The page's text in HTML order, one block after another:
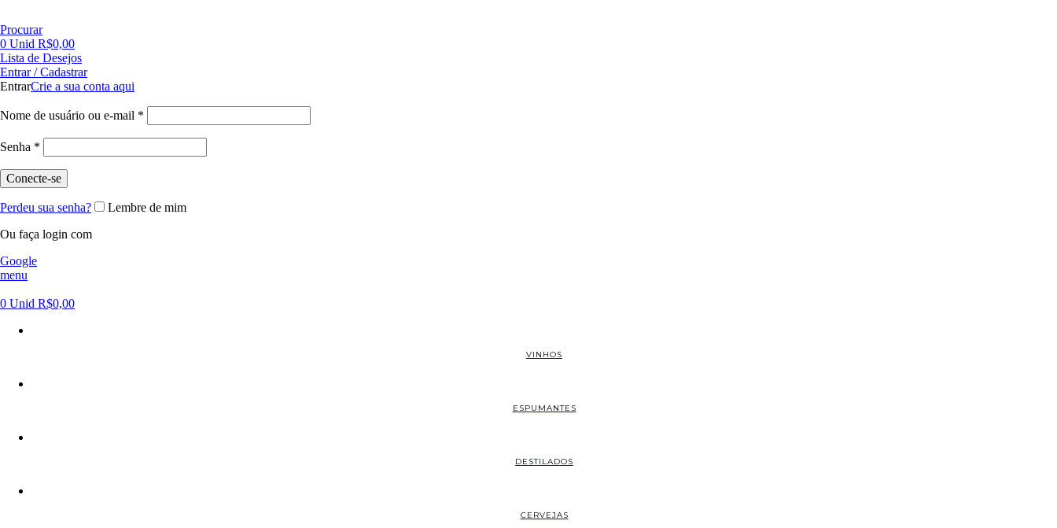
Procurar
0 Unid R$0,00
Lista de Desejos
Entrar / Cadastrar
EntrarCrie a sua conta aqui
Nome de usuário ou e-mail *
Senha *
Conecte-se
Perdeu sua senha?
Lembre de mim
Ou faça login com
Google
menu
0 Unid R$0,00
VINHOS
ESPUMANTES
DESTILADOS
CERVEJAS